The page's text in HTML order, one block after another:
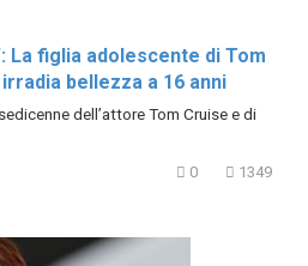
La figlia adolescente di Tom
bellezza a 16 anni
dell’attore Tom Cruise e di
0 1349